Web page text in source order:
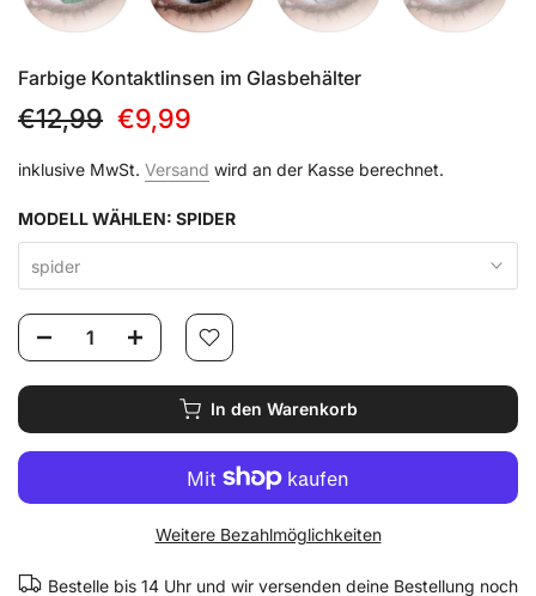
Farbige Kontaktlinsen im Glasbehälter
€12,99 €9,99
inklusive MwSt. Versand wird an der Kasse berechnet.
MODELL WÄHLEN: SPIDER
spider
In den Warenkorb
Weitere Bezahlmöglichkeiten
Bestelle bis 14 Uhr und wir versenden deine Bestellung noch